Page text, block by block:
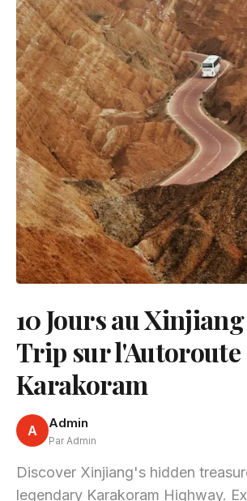
10 Jours au
Trip sur l'Autoroute
Karakoram
A Admin
Par Admin
Discover Xinjiang's hidden
legendary Karakoram Highway.